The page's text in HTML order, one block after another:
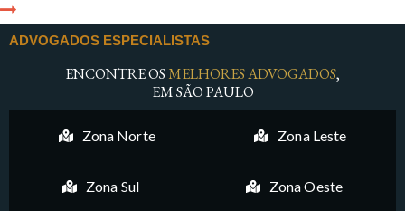
ADVOGADOS ESPECIALISTAS
ENCONTRE OSMELHORES ADVOGADOS,
EM SÃO PAULO
Zona Norte Zona Leste
Zona Sul Zona Oeste